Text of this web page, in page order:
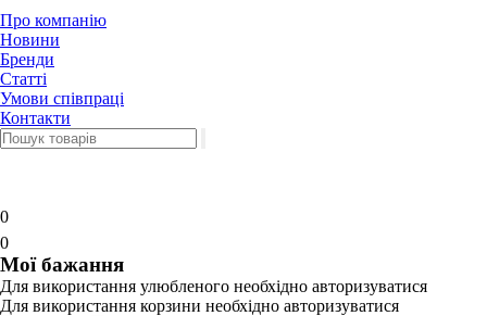
Про компанію
Новини
Бренди
Статті
Умови співпраці
Контакти
0
0
Мої бажання
Для використання улюбленого необхідно авторизуватися
Для використання корзини необхідно авторизуватися